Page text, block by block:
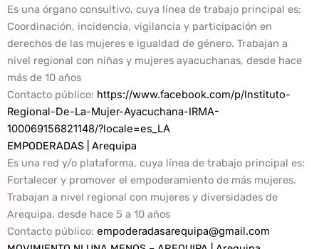
Es una órgano consultivo, cuya línea de trabajo principal es:
Coordinación, incidencia, vigilancia y participación en
derechos de las mujeres e igualdad de género. Trabajan a
nivel regional con niñas y mujeres ayacuchanas, desde hace
más de 10 años
Contacto público: https://www.facebook.com/p/Instituto-
Regional-De-La-Mujer-Ayacuchana-IRMA-
100069156821148/?locale=es_LA
EMPODERADAS | Arequipa
Es una red y/o plataforma, cuya línea de trabajo principal es:
Fortalecer y promover el empoderamiento de más mujeres.
Trabajan a nivel regional con mujeres y diversidades de
Arequipa, desde hace 5 a 10 años
Contacto público: empoderadasarequipa@gmail.com